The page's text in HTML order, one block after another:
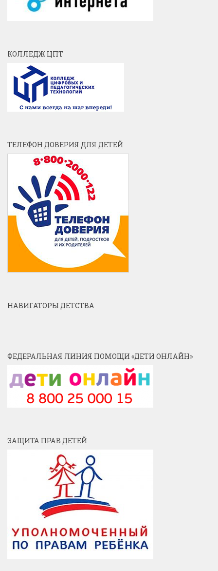
КОЛЛЕДЖ ЦПТ
ТЕЛЕФОН ДОВЕРИЯ ДЛЯ ДЕТЕЙ
НАВИГАТОРЫ ДЕТСТВА
ФЕДЕРАЛЬНАЯ ЛИНИЯ ПОМОЩИ «ДЕТИ ОНЛАЙН»
ЗАЩИТА ПРАВ ДЕТЕЙ